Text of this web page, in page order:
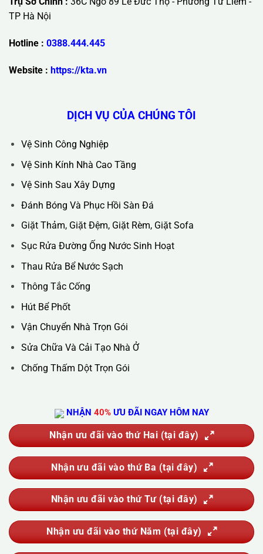
Trụ Sở Chính :36C Ngõ 89 Lê Đức Thọ - Phường Từ Liêm -
TP Hà Nội
Hotline : 0388.444.445
Vệ Sinh Công Nghiệp
Vệ Sinh Kính Nhà Cao Tầng
Đánh Bóng Và Phục Hồi Sàn Đá
Giặt Thảm, Giặt Đệm, Giặt Rèm, Giặt Sofa
Sục Rửa Đường Ống Nước Sinh Hoạt
Thau Rửa Bể Nước Sạch